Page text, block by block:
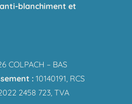
blanchiment et
COLPACH – BAS
: 10140191, RCS
2458 723, TVA